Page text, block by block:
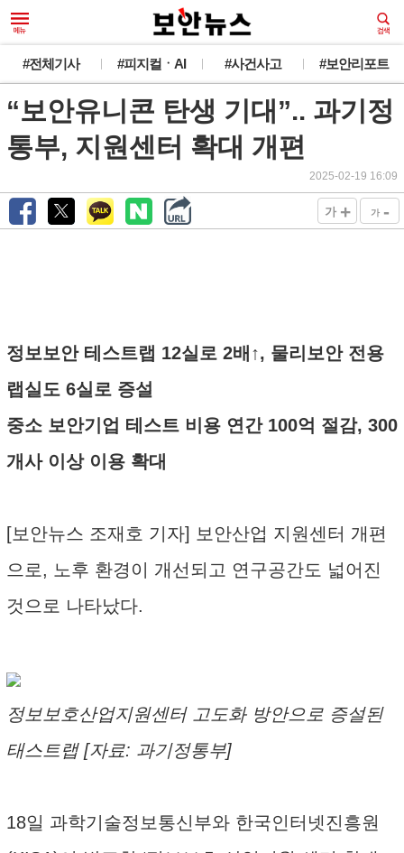
#전체기사 #피지컬ㆍAI #사건사고 #보안리포트
“보안유니콘 탄생 기대”.. 과기정
통부, 지원센터 확대 개편
2025-02-19 16:09
가 + 가 -
정보보안 테스트랩 12실로 2배↑, 물리보안 전용
랩실도 6실로 증설
중소 보안기업 테스트 비용 연간 100억 절감, 300
개사 이상 이용 확대
[보안뉴스 조재호 기자] 보안산업 지원센터 개편
으로, 노후 환경이 개선되고 연구공간도 넓어진
것으로 나타났다.
정보보호산업지원센터 고도화 방안으로 증설된
태스트랩 [자료: 과기정통부]
18일 과학기술정보통신부와 한국인터넷진흥원